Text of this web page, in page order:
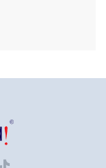
for
high-traffic